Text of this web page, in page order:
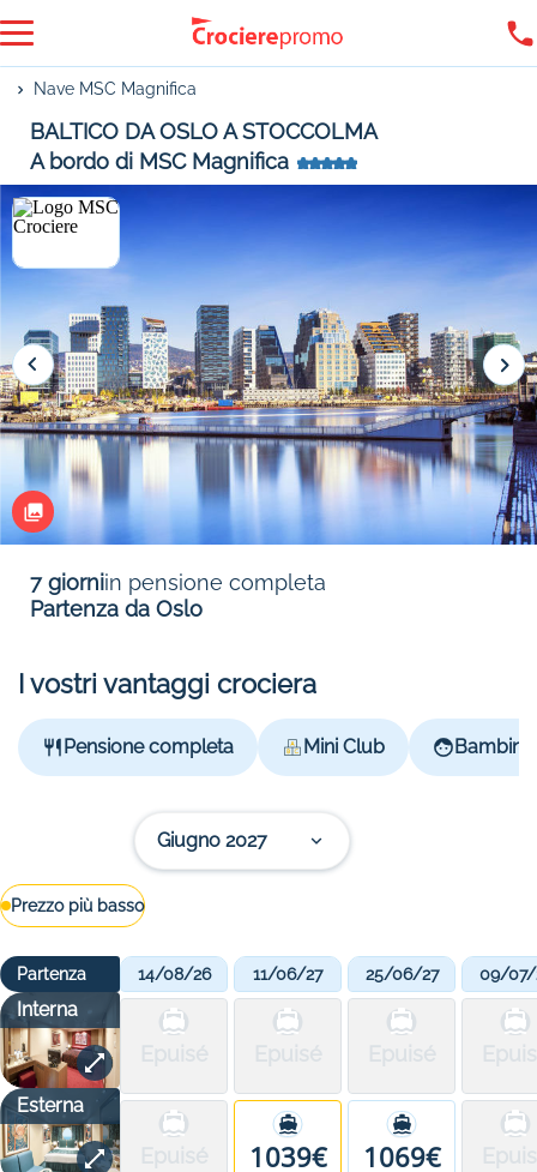
Nave MSC Magnifica
7 giorniin pensione completa
Partenza da Oslo
BALTICO DA OSLO A STOCCOLMA
A bordo di MSC Magnifica
I vostri vantaggi crociera
Pensione completa Mini Club Bambini
Prezzo più basso
Giugno 2027
Partenza
Interna
Esterna
14/08/26 11/06/27 25/06/27 09/07/
1039€ 1069€